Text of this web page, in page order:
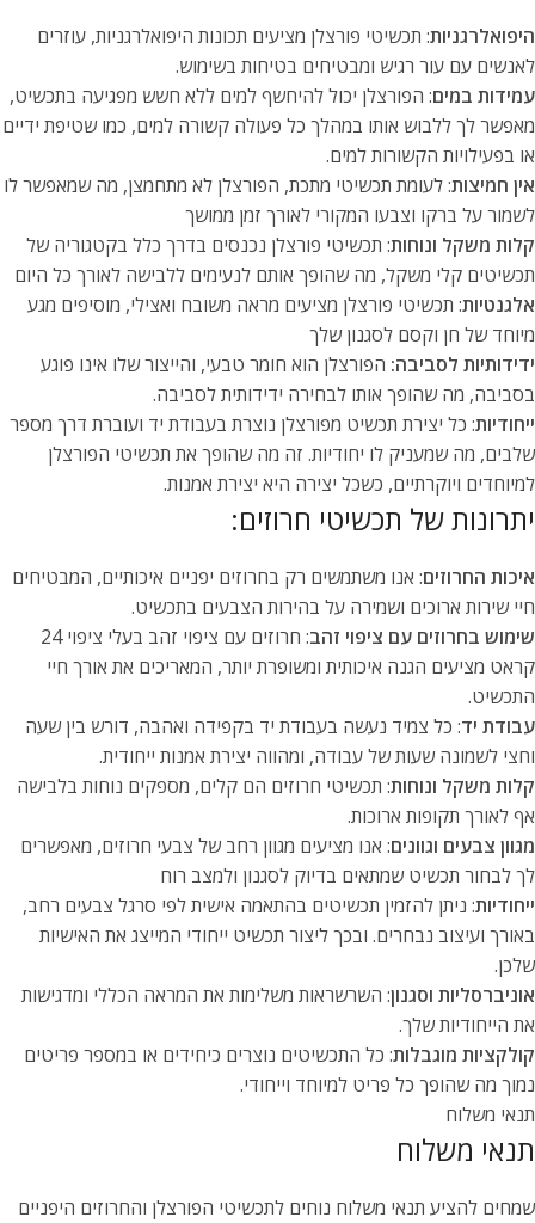
היפואלרגניות: תכשיטי פורצלן מציעים תכונות היפואלרגניות, עוזרים
לאנשים עם עור רגיש ומבטיחים בטיחות בשימוש.
עמידות במים: הפורצלן יכול להיחשף למים ללא חשש מפגיעה בתכשיט,
מאפשר לך ללבוש אותו במהלך כל פעולה קשורה למים, כמו שטיפת ידיים
או בפעילויות הקשורות למים.
אין חמיצות: לעומת תכשיטי מתכת, הפורצלן לא מתחמצן, מה שמאפשר לו
לשמור על ברקו וצבעו המקורי לאורך זמן ממושך
קלות משקל ונוחות: תכשיטי פורצלן נכנסים בדרך כלל בקטגוריה של
תכשיטים קלי משקל, מה שהופך אותם לנעימים ללבישה לאורך כל היום
אלגנטיות: תכשיטי פורצלן מציעים מראה משובח ואצילי, מוסיפים מגע
מיוחד של חן וקסם לסגנון שלך
ידידותיות לסביבה: הפורצלן הוא חומר טבעי, והייצור שלו אינו פוגע
בסביבה, מה שהופך אותו לבחירה ידידותית לסביבה.
ייחודיות: כל יצירת תכשיט מפורצלן נוצרת בעבודת יד ועוברת דרך מספר
שלבים, מה שמעניק לו יחודיות. זה מה שהופך את תכשיטי הפורצלן
למיוחדים ויוקרתיים, כשכל יצירה היא יצירת אמנות.
יתרונות של תכשיטי חרוזים:
איכות החרוזים: אנו משתמשים רק בחרוזים יפניים איכותיים, המבטיחים
חיי שירות ארוכים ושמירה על בהירות הצבעים בתכשיט.
שימוש בחרוזים עם ציפוי זהב
: חרוזים עם ציפוי זהב בעלי ציפוי 24
קראט מציעים הגנה איכותית ומשופרת יותר, המאריכים את אורך חיי
התכשיט.
עבודת יד: כל צמיד נעשה בעבודת יד בקפידה ואהבה, דורש בין שעה
וחצי לשמונה שעות של עבודה, ומהווה יצירת אמנות ייחודית.
קלות משקל ונוחות: תכשיטי חרוזים הם קלים, מספקים נוחות בלבישה
אף לאורך תקופות ארוכות.
מגוון צבעים וגוונים: אנו מציעים מגוון רחב של צבעי חרוזים, מאפשרים
לך לבחור תכשיט שמתאים בדיוק לסגנון ולמצב רוח
ייחודיות: ניתן להזמין תכשיטים בהתאמה אישית לפי סרגל צבעים רחב,
באורך ועיצוב נבחרים. ובכך ליצור תכשיט ייחודי המייצג את האישיות
שלכן.
אוניברסליות וסגנון: השרשראות משלימות את המראה הכללי ומדגישות
את הייחודיות שלך.
קולקציות מוגבלות: כל התכשיטים נוצרים כיחידים או במספר פריטים
נמוך מה שהופך כל פריט למיוחד וייחודי.
תנאי משלוח
תנאי משלוח
שמחים להציע תנאי משלוח נוחים לתכשיטי הפורצלן והחרוזים היפניים